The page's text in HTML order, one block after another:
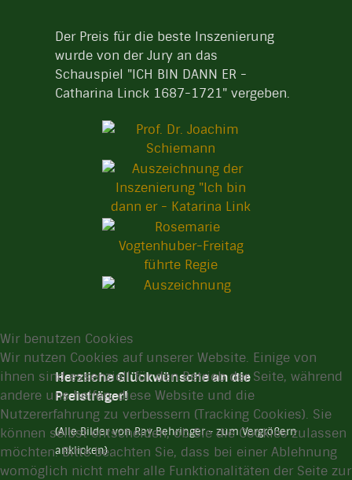
Der Preis für die beste Inszenierung
wurde von der Jury an das
Schauspiel "ICH BIN DANN ER -
Catharina Linck 1687-1721" vergeben.
Herzliche Glückwünsche an die
Preisträger!
(Alle Bilder von Ray Behringer - zum Vergrößern
anklicken)
Wir benutzen Cookies
Wir nutzen Cookies auf unserer Website. Einige von
ihnen sind essenziell für den Betrieb der Seite, während
andere uns helfen, diese Website und die
Nutzererfahrung zu verbessern (Tracking Cookies). Sie
können selbst entscheiden, ob Sie die Cookies zulassen
möchten. Bitte beachten Sie, dass bei einer Ablehnung
womöglich nicht mehr alle Funktionalitäten der Seite zur